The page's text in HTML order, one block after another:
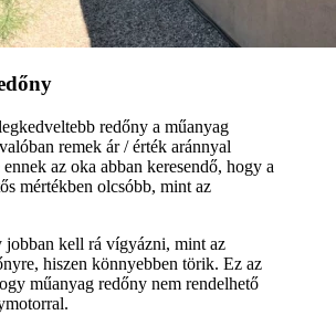
redőny a műanyag
remek ár / érték aránnyal
az oka abban keresendő, hogy a
mértékben olcsóbb, mint az
jobban kell rá vígyázni, mint az
hiszen könnyebben törik. Ez az
műanyag redőny nem rendelhető